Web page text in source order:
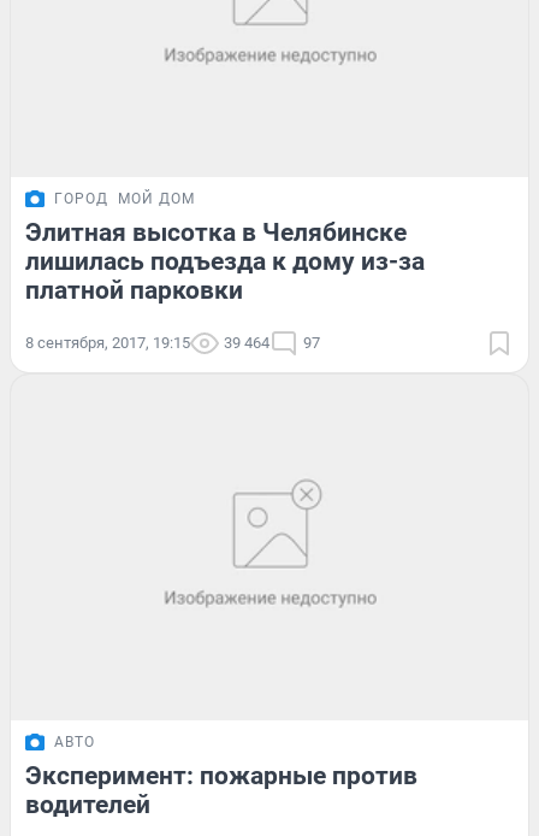
ГОРОД МОЙ ДОМ
Элитная высотка в Челябинске
лишилась подъезда к дому из-за
платной парковки
8 сентября, 2017, 19:15 39 464 97
АВТО
Эксперимент: пожарные против
водителей